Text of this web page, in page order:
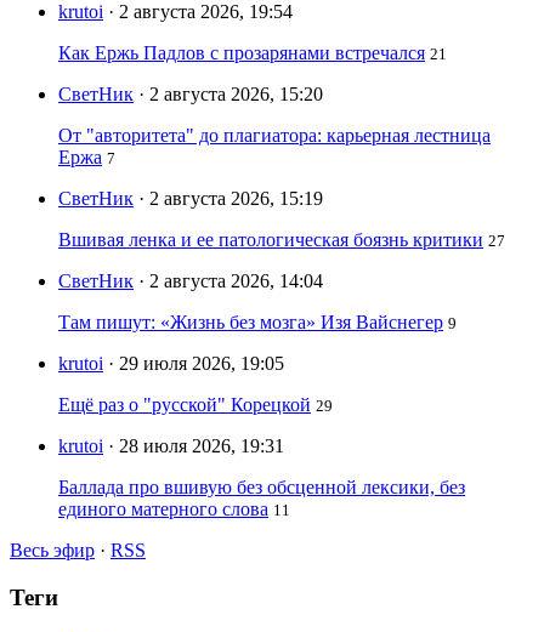
krutoi · 2 августа 2026, 19:54
Как Ержь Падлов с прозарянами встречался 21
СветНик · 2 августа 2026, 15:20
От "авторитета" до плагиатора: карьерная лестница
Ержа 7
СветНик · 2 августа 2026, 15:19
Вшивая ленка и ее патологическая боязнь критики 27
СветНик · 2 августа 2026, 14:04
Там пишут: «Жизнь без мозга» Изя Вайснегер 9
krutoi · 29 июля 2026, 19:05
Ещё раз о "русской" Корецкой 29
krutoi · 28 июля 2026, 19:31
Баллада про вшивую без обсценной лексики, без
единого матерного слова 11
Весь эфир · RSS
Теги